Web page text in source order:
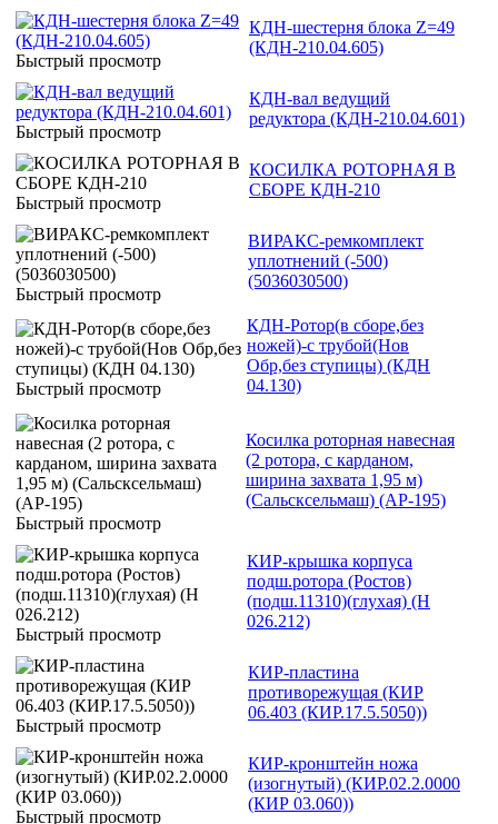
Быстрый просмотр
КДН-шестерня блока Z=49
(КДН-210.04.605)
Быстрый просмотр
КДН-вал ведущий
редуктора (КДН-210.04.601)
Быстрый просмотр
КОСИЛКА РОТОРНАЯ В
СБОРЕ КДН-210
Быстрый просмотр
ВИРАКС-ремкомплект
уплотнений (-500)
(5036030500)
Быстрый просмотр
КДН-Ротор(в сборе,без
ножей)-с трубой(Нов
Обр,без ступицы) (КДН
04.130)
Быстрый просмотр
Косилка роторная навесная
(2 ротора, с карданом,
ширина захвата 1,95 м)
(Сальсксельмаш) (АР-195)
Быстрый просмотр
КИР-крышка корпуса
подш.ротора (Ростов)
(подш.11310)(глухая) (Н
026.212)
Быстрый просмотр
КИР-пластина
противорежущая (КИР
06.403 (КИР.17.5.5050))
Быстрый просмотр
КИР-кронштейн ножа
(изогнутый) (КИР.02.2.0000
(КИР 03.060))